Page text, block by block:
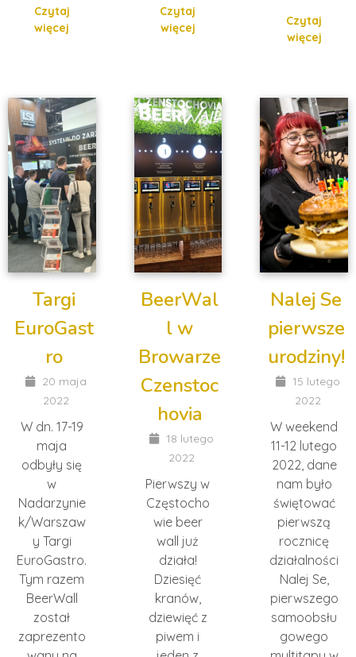
Czytaj
więcej
Czytaj
więcej
Czytaj
więcej
Targi
EuroGast
ro
20 maja
2022
W dn. 17-19
maja
odbyły się
w
Nadarzynie
k/Warszaw
y Targi
EuroGastro.
Tym razem
BeerWall
został
zaprezento
BeerWal
l w
Browarze
Czenstoc
hovia
18 lutego
2022
Pierwszy w
Częstocho
wie beer
wall już
działa!
Dziesięć
kranów,
dziewięć z
piwem i
Nalej Se
pierwsze
urodziny!
15 lutego
2022
W weekend
11-12 lutego
2022, dane
nam było
świętować
pierwszą
rocznicę
działalności
Nalej Se,
pierwszego
samoobsłu
gowego